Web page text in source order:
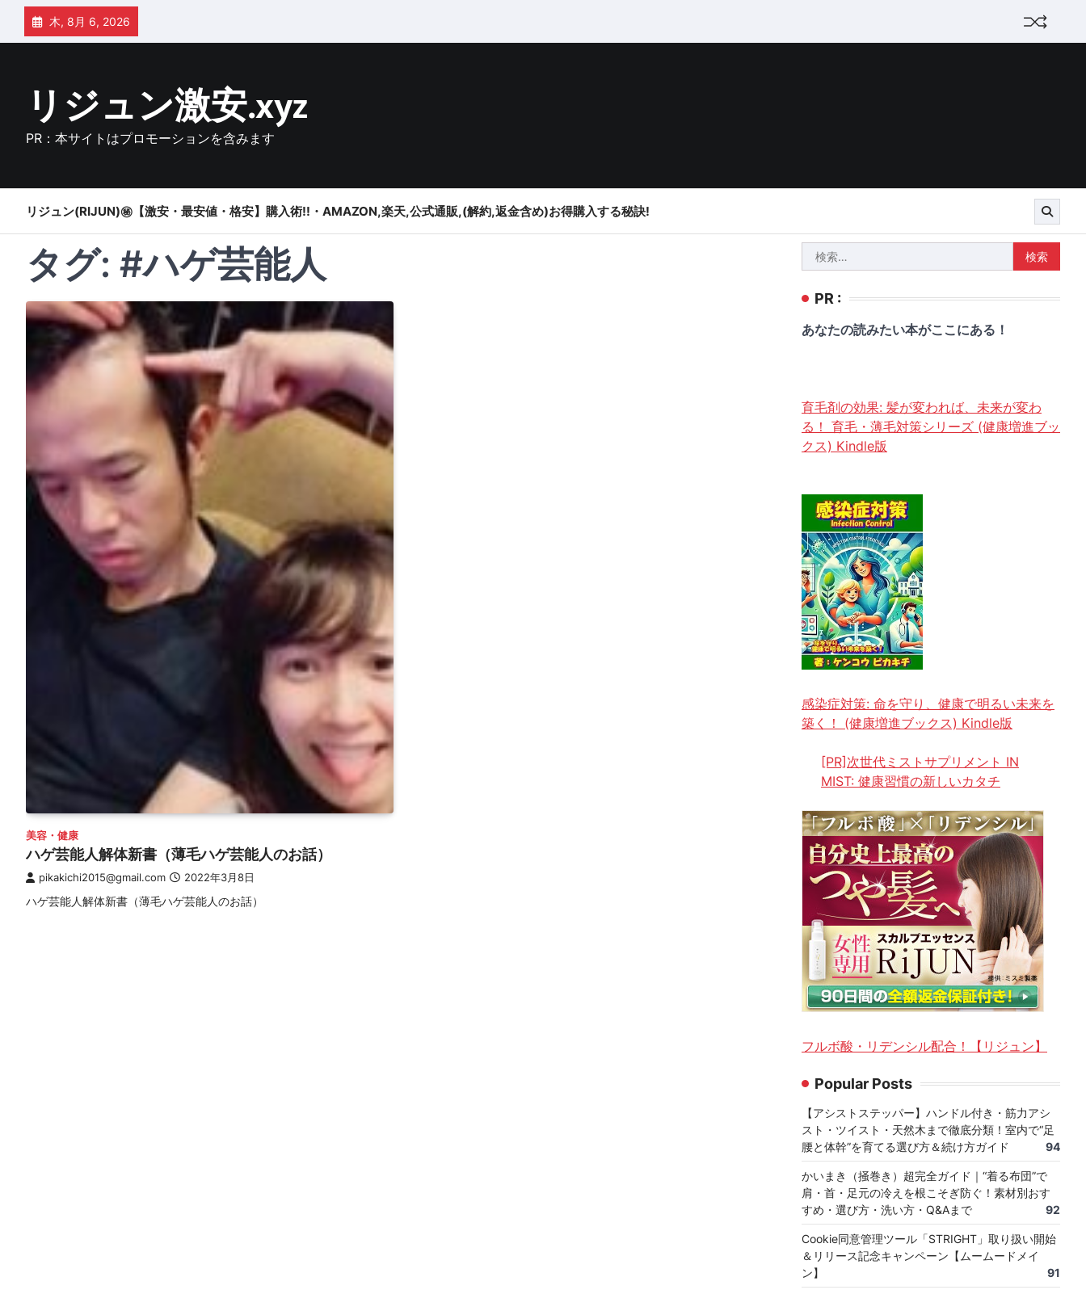
Skip
content
木, 8月 6, 2026
リジュン激安.xyz
PR：本サイトはプロモーションを含みます
リジュン(RIJUN)㊙【激安・最安値・格安】購入術!!・AMAZON,楽天,公式通販,(解約,返金含め)お得購入する秘訣!
タグ: #ハゲ芸能人
美容・健康
ハゲ芸能人解体新書（薄毛ハゲ芸能人のお話）
pikakichi2015@gmail.com 2022年3月8日
ハゲ芸能人解体新書（薄毛ハゲ芸能人のお話）
索:
PR :
あなたの読みたい本がここにある！
育毛剤の効果: 髪が変われば、未来が変わ
る！ 育毛・薄毛対策シリーズ (健康増進ブッ
クス) Kindle版
感染症対策: 命を守り、健康で明るい未来を
築く！ (健康増進ブックス) Kindle版
[PR]次世代ミストサプリメント IN
MIST: 健康習慣の新しいカタチ
フルボ酸・リデンシル配合！【リジュン】
Popular Posts
【アシストステッパー】ハンドル付き・筋力アシ
スト・ツイスト・天然木まで徹底分類！室内で“足
腰と体幹”を育てる選び方＆続け方ガイド
94
かいまき（掻巻き）超完全ガイド｜“着る布団”で
肩・首・足元の冷えを根こそぎ防ぐ！素材別おす
すめ・選び方・洗い方・Q&Aまで
92
Cookie同意管理ツール「STRIGHT」取り扱い開始
＆リリース記念キャンペーン【ムームードメイ
ン】
91